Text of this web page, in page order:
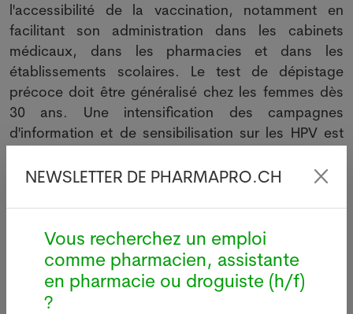
l'accessibilité de la vaccination, notamment en
facilitant son administration dans les cabinets
médicaux, dans les pharmacies et dans les
établissements scolaires. Le test de dépistage
précoce doit être généralisé chez les femmes dès
30 ans. Une intensification des campagnes
d'information et de sensibilisation sur les HPV est
Le 1 juin 2026. Sources : Keystone-ATS. Crédits
photos: Adobe Stock, Pixabay ou Pharmanetis Sàrl
Votre offre d’emploi PUSH ici
NEWSLETTER DE PHARMAPRO.CH
Vous recherchez un emploi
comme pharmacien, assistante
en pharmacie ou droguiste (h/f)
?